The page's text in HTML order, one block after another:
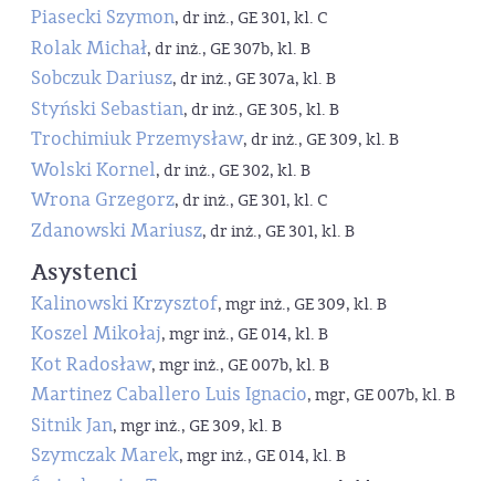
Piasecki Szymon, dr inż., GE 301, kl. C
Rolak Michał, dr inż., GE 307b, kl. B
Sobczuk Dariusz, dr inż., GE 307a, kl. B
Styński Sebastian, dr inż., GE 305, kl. B
Trochimiuk Przemysław, dr inż., GE 309, kl. B
Wolski Kornel, dr inż., GE 302, kl. B
Wrona Grzegorz, dr inż., GE 301, kl. C
Zdanowski Mariusz, dr inż., GE 301, kl. B
Asystenci
Kalinowski Krzysztof, mgr inż., GE 309, kl. B
Koszel Mikołaj, mgr inż., GE 014, kl. B
Kot Radosław, mgr inż., GE 007b, kl. B
Martinez Caballero Luis Ignacio, mgr, GE 007b, kl. B
Sitnik Jan, mgr inż., GE 309, kl. B
Szymczak Marek, mgr inż., GE 014, kl. B